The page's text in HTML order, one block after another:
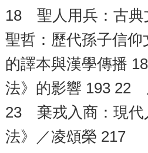
18 聖人用兵：古典
聖哲：歷代孫子信
的譯本與漢學傳播
法》的影響 193 22
23 棄戎入商：現代
法》／凌頌榮 217